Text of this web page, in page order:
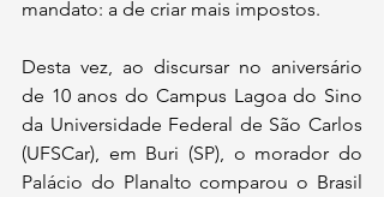
mandato: a de criar mais impostos.
Desta vez, ao discursar no aniversário
de 10 anos do Campus Lagoa do Sino
da Universidade Federal de São Carlos
(UFSCar), em Buri (SP), o morador do
Palácio do Planalto comparou o Brasil